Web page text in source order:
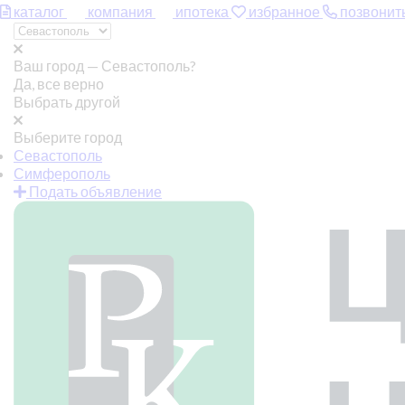
каталог компания ипотека избранное
Ваш город — Севастополь?
Да, все верно
Выбрать другой
Выберите город
Севастополь
Симферополь
Подать объявление